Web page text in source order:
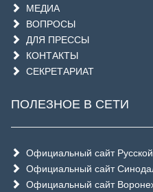
МЕДИА
ВОПРОСЫ
ДЛЯ ПРЕССЫ
КОНТАКТЫ
СЕКРЕТАРИАТ
ПОЛЕЗНОЕ В СЕТИ
Официальный сайт
Официальный сайт
Официальный сайт